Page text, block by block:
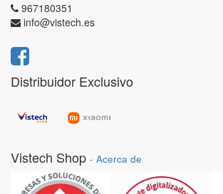
967180351
info@vistech.es
Distribuidor Exclusivo
Vistech Shop - Acerca de